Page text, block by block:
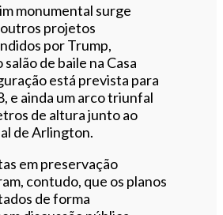
monumental surge
projetos
por Trump,
de baile na Casa
está prevista para
e ainda um arco triunfal
de altura junto ao
de Arlington.
em preservação
contudo, que os planos
de forma